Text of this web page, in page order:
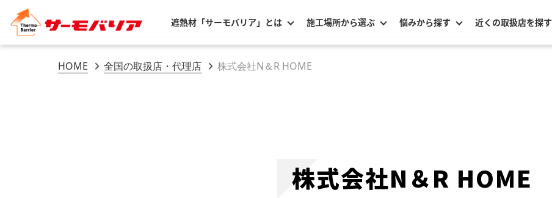
遮熱材「サーモバリア」とは 施工場所から選ぶ 悩みから探す 近くの取扱店を探す
HOME 全国の取扱店・代理店 株式会社N＆R HOME
株式会社N＆R HOME